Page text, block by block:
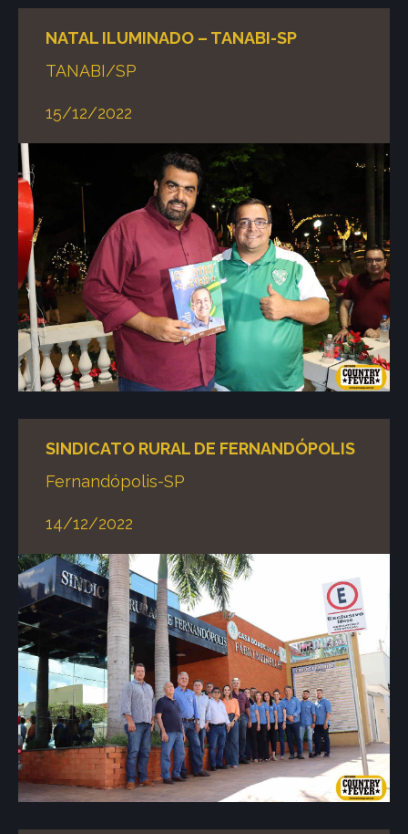
NATAL ILUMINADO – TANABI-SP
TANABI/SP
15/12/2022
SINDICATO RURAL DE FERNANDÓPOLIS
Fernandópolis-SP
14/12/2022